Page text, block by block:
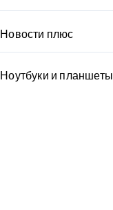
Новости плюс
Ноутбуки и планшеты